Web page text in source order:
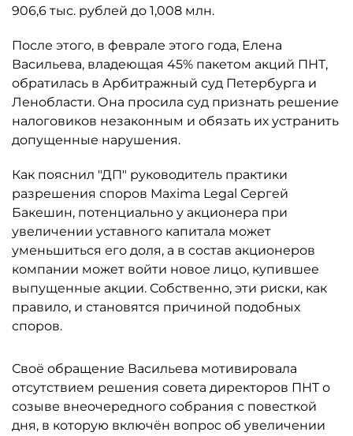
906,6 тыс. рублей до 1,008 млн.
После этого, в феврале этого года, Елена
Васильева, владеющая 45% пакетом акций ПНТ,
обратилась в Арбитражный суд Петербурга и
Ленобласти. Она просила суд признать решение
налоговиков незаконным и обязать их устранить
допущенные нарушения.
Как пояснил "ДП" руководитель практики
разрешения споров Maxima Legal Сергей
Бакешин, потенциально у акционера при
увеличении уставного капитала может
уменьшиться его доля, а в состав акционеров
компании может войти новое лицо, купившее
выпущенные акции. Собственно, эти риски, как
правило, и становятся причиной подобных
споров.
Своё обращение Васильева мотивировала
отсутствием решения совета директоров ПНТ о
созыве внеочередного собрания с повесткой
дня, в которую включён вопрос об увеличении